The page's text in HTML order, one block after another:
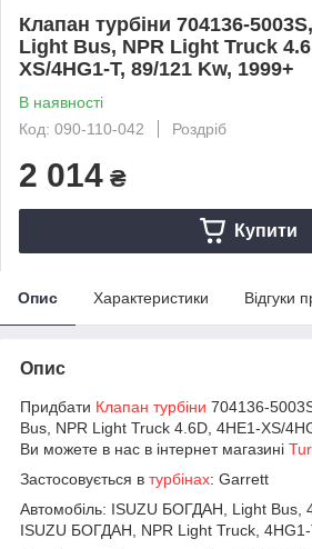
Клапан турбіни 704136-
Light Bus, NPR Light Truck
XS/4HG1-T, 89/121 Kw, 1999+
В наявності
Код: 090-110-042
Роздріб
2 014 ₴
Купити
Опис Характеристики Відгуки
Опис
Придбати Клапан турбіни 704136-
Bus, NPR Light Truck 4.6D, 4HE1-XS/
Ви можете в нас в інтернет магазині
Застосовується в турбінах: Garrett
Автомобіль: ISUZU БОГДАН, Light Bus,
ISUZU БОГДАН, NPR Light Truck,